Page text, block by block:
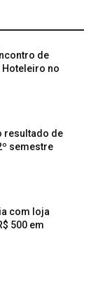
de
no
resultado de
semestre
com loja
500 em